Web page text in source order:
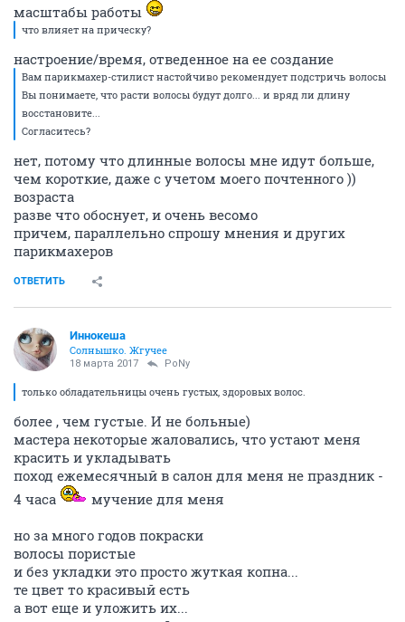
масштабы работы
что влияет на прическу?
настроение/время, отведенное на ее создание
Вам парикмахер-стилист настойчиво рекомендует подстричь волосы
Вы понимаете, что расти волосы будут долго... и вряд ли длину
восстановите...
Согласитесь?
нет, потому что длинные волосы мне идут больше,
чем короткие, даже с учетом моего почтенного ))
возраста
разве что обоснует, и очень весомо
причем, параллельно спрошу мнения и других
парикмахеров
ОТВЕТИТЬ
Иннокеша
Солнышко. Жгучее
18 марта 2017 PoNy
только обладательницы очень густых, здоровых волос.
более , чем густые. И не больные)
мастера некоторые жаловались, что устают меня
красить и укладывать
поход ежемесячный в салон для меня не праздник -
4 часа
мучение для меня
но за много годов покраски
волосы пористые
и без укладки это просто жуткая копна...
те цвет то красивый есть
а вот еще и уложить их...